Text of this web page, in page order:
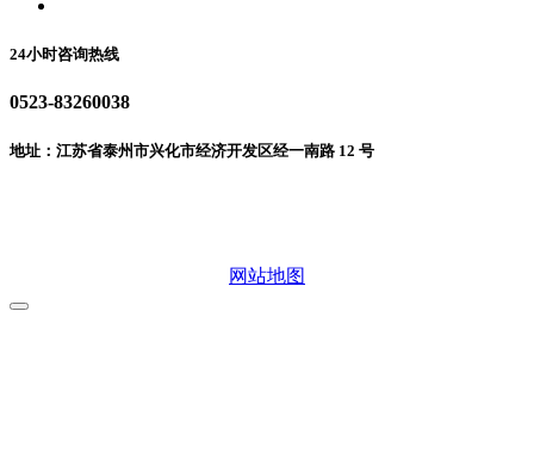
24小时咨询热线
0523-83260038
地址：江苏省泰州市兴化市经济开发区经一南路 12 号
网站地图